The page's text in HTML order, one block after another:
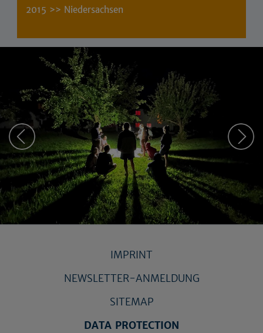
2015 >> Niedersachsen
IMPRINT
NEWSLETTER-ANMELDUNG
SITEMAP
DATA PROTECTION